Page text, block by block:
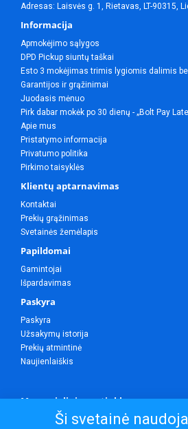
Adresas: Laisvės g. 1, Rietavas, LT-90315,
Informacija
Apmokėjimo sąlygos
DPD Pickup siuntų taškai
Esto 3 mokėjimas trimis lygiomis dalimis
Garantijos ir grąžinimai
Juodasis mėnuo
Pirk dabar mokėk po 30 dienų - „Bolt Pay
Apie mus
Pristatymo informacija
Privatumo politika
Pirkimo taisyklės
Klientų aptarnavimas
Kontaktai
Prekių grąžinimas
Svetainės žemėlapis
Papildomai
Gamintojai
Išpardavimas
Paskyra
Paskyra
Užsakymų istorija
Prekių atmintinė
Naujienlaiškis
Mes socialiniuose tinkluose
Ši svetainė